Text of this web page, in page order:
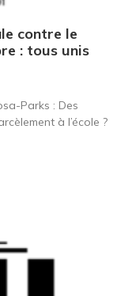
contre le
: tous unis
Parks : Des
à l’école ?